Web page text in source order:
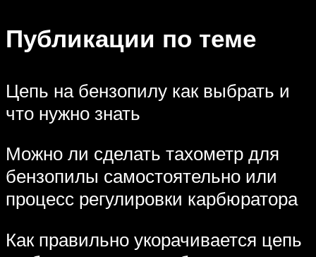
Публикации по теме
Цепь на бензопилу как выбрать и
что нужно знать
Можно ли сделать тахометр для
бензопилы самостоятельно или
процесс регулировки карбюратора
Как правильно укорачивается цепь